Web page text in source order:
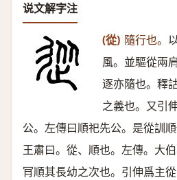
说文解字注
(從) 隨行也。
風。並驅從兩
逐亦隨也。釋
之義也。又引
公。左傳曰順祀先公。是從訓
王肅曰。從、順也。左傳。大
肎順其長幼之次也。引伸爲主